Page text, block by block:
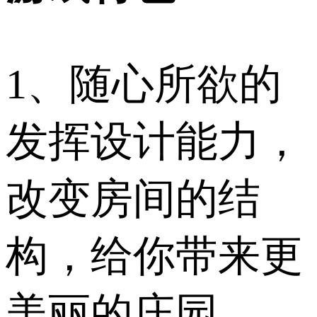
1、随心所欲的
发挥设计能力，
改变房间的结
构，给你带来更